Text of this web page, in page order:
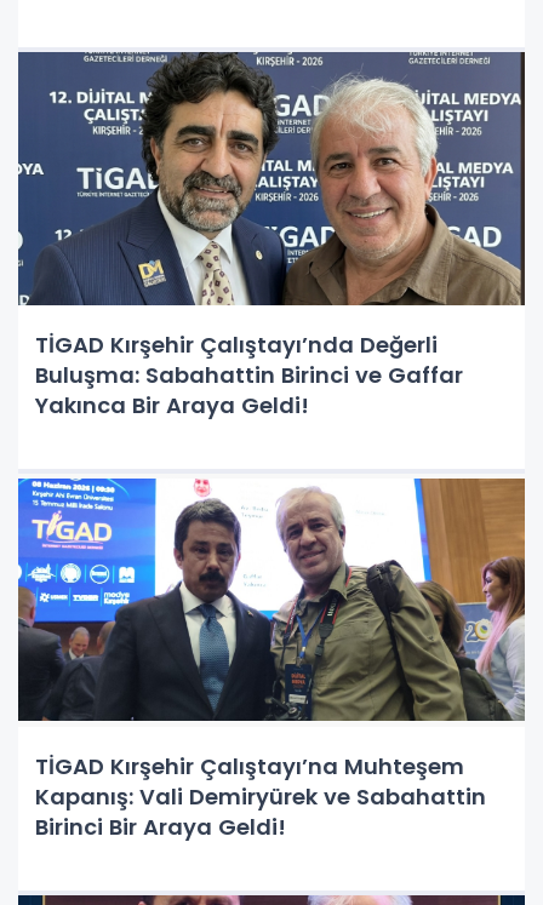
TİGAD Kırşehir Çalıştayı’nda Değerli
Buluşma: Sabahattin Birinci ve Gaffar
Yakınca Bir Araya Geldi!
TİGAD Kırşehir Çalıştayı’na Muhteşem
Kapanış: Vali Demiryürek ve Sabahattin
Birinci Bir Araya Geldi!